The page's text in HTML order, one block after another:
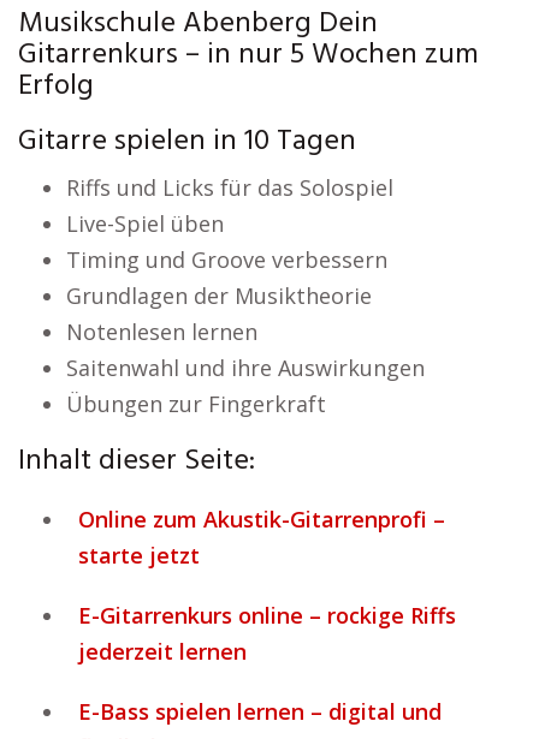
Musikschule Abenberg Dein
Gitarrenkurs – in nur 5 Wochen zum
Erfolg
Gitarre spielen in 10 Tagen
Riffs und Licks für das Solospiel
Live-Spiel üben
Timing und Groove verbessern
Grundlagen der Musiktheorie
Notenlesen lernen
Saitenwahl und ihre Auswirkungen
Übungen zur Fingerkraft
Inhalt dieser Seite:
Online zum Akustik-Gitarrenprofi –
starte jetzt
E-Gitarrenkurs online – rockige Riffs
jederzeit lernen
E-Bass spielen lernen – digital und